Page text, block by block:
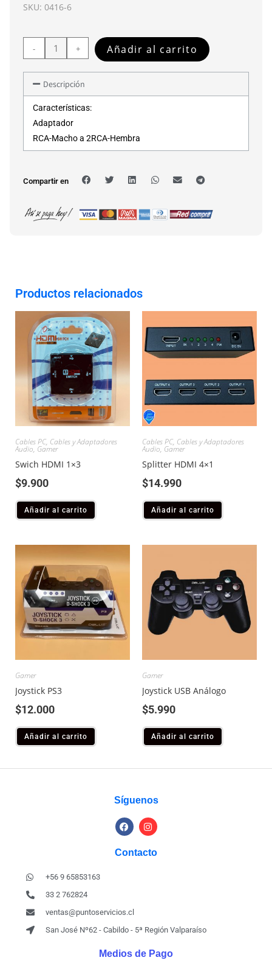
SKU: 0416-6
- + Añadir al carrito
Descripción
Características:
Adaptador
RCA-Macho a 2RCA-Hembra
Compartir en
Productos relacionados
Cables PC, Cables y Adaptadores
Audio, Gamer
Swich HDMI 1×3
$9.900
Añadir al carrito
Cables PC, Cables y Adaptadores
Audio, Gamer
Splitter HDMI 4×1
$14.990
Añadir al carrito
Gamer
Joystick PS3
$12.000
Añadir al carrito
Gamer
Joystick USB Análogo
$5.990
Añadir al carrito
Síguenos
Contacto
+56 9 65853163
33 2 762824
ventas@puntoservicios.cl
San José Nº62 - Cabildo - 5ª Región Valparaíso
Medios de Pago